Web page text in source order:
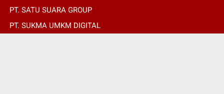
PT. SATU SUARA GROUP
PT. SUKMA UMKM DIGITAL